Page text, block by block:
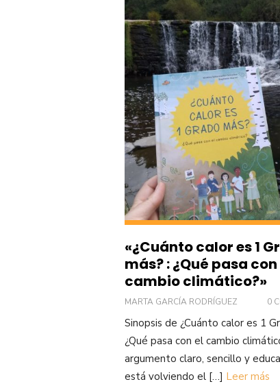
«¿Cuánto calor es 1
más? : ¿Qué pasa con
cambio climático?»
MARTA GARCÍA RODRÍGUEZ 0
Sinopsis de ¿Cuánto calor es 1
¿Qué pasa con el cambio
argumento claro, sencillo y
está volviendo el […] Leer más